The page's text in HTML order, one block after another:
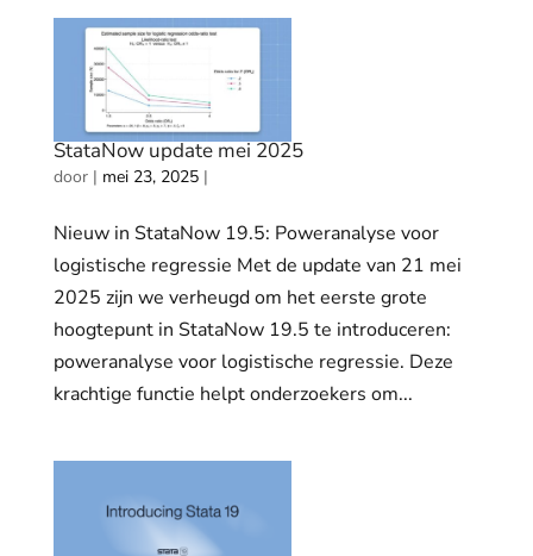
StataNow update mei 2025
door | mei 23, 2025|
Nieuw in StataNow 19.5: Poweranalyse voor
logistische regressie Met de update van 21 mei
2025 zijn we verheugd om het eerste grote
hoogtepunt in StataNow 19.5 te introduceren:
poweranalyse voor logistische regressie. Deze
krachtige functie helpt onderzoekers om...